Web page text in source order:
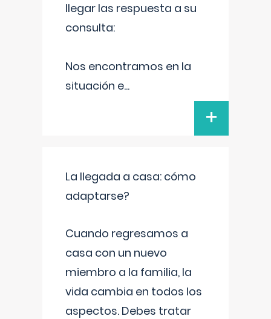
llegar las respuesta a su
consulta:
Nos encontramos en la
situación e...
+
La llegada a casa: cómo
adaptarse?
Cuando regresamos a
casa con un nuevo
miembro a la familia, la
vida cambia en todos los
aspectos. Debes tratar